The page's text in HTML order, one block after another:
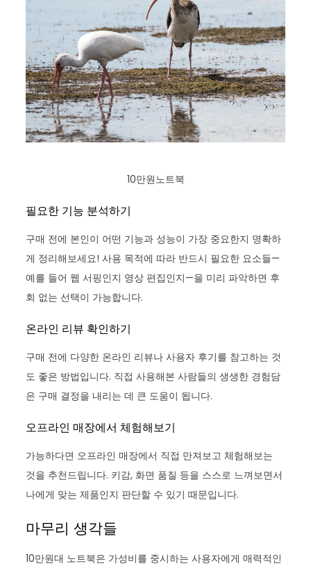
10만원노트북
필요한 기능 분석하기
구매 전에 본인이 어떤 기능과 성능이 가장 중요한지 명확하
게 정리해보세요! 사용 목적에 따라 반드시 필요한 요소들—
예를 들어 웹 서핑인지 영상 편집인지—을 미리 파악하면 후
회 없는 선택이 가능합니다.
온라인 리뷰 확인하기
구매 전에 다양한 온라인 리뷰나 사용자 후기를 참고하는 것
도 좋은 방법입니다. 직접 사용해본 사람들의 생생한 경험담
은 구매 결정을 내리는 데 큰 도움이 됩니다.
오프라인 매장에서 체험해보기
가능하다면 오프라인 매장에서 직접 만져보고 체험해보는
것을 추천드립니다. 키감, 화면 품질 등을 스스로 느껴보면서
나에게 맞는 제품인지 판단할 수 있기 때문입니다.
마무리 생각들
10만원대 노트북은 가성비를 중시하는 사용자에게 매력적인